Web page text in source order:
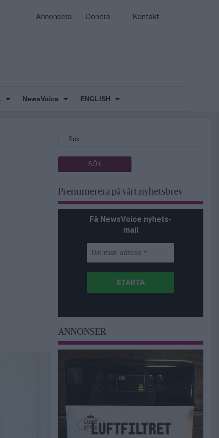
Annonsera Donera Kontakt
NewsVoice ENGLISH
Prenumerera på vårt nyhetsbrev
Få NewsVoice nyhets-
mail
ANNONSER